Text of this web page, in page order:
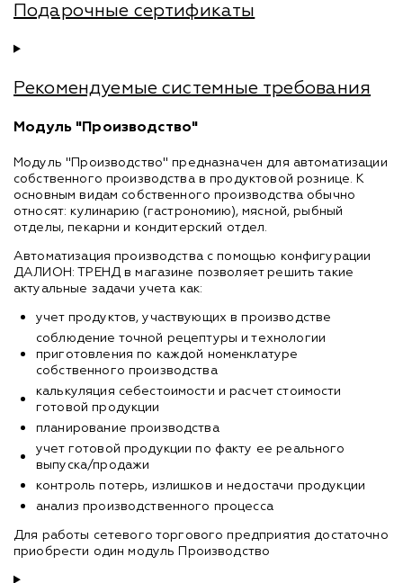
Подарочные сертификаты
Рекомендуемые системные требования
Модуль "Производство"
Модуль "Производство" предназначен для автоматизации
собственного производства в продуктовой рознице. К
основным видам собственного производства обычно
относят: кулинарию (гастрономию), мясной, рыбный
отделы, пекарни и кондитерский отдел.
Автоматизация производства с помощью конфигурации
ДАЛИОН: ТРЕНД в магазине позволяет решить такие
актуальные задачи учета как:
учет продуктов, участвующих в производстве
соблюдение точной рецептуры и технологии
приготовления по каждой номенклатуре
собственного производства
калькуляция себестоимости и расчет стоимости
готовой продукции
планирование производства
учет готовой продукции по факту ее реального
выпуска/продажи
контроль потерь, излишков и недостачи продукции
анализ производственного процесса
Для работы сетевого торгового предприятия достаточно
приобрести один модуль Производство